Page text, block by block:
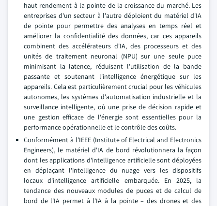
haut rendement à la pointe de la croissance du marché. Les
entreprises d'un secteur à l'autre déploient du matériel d'IA
de pointe pour permettre des analyses en temps réel et
améliorer la confidentialité des données, car ces appareils
combinent des accélérateurs d'IA, des processeurs et des
unités de traitement neuronal (NPU) sur une seule puce
minimisant la latence, réduisant l'utilisation de la bande
passante et soutenant l'intelligence énergétique sur les
appareils. Cela est particulièrement crucial pour les véhicules
autonomes, les systèmes d'automatisation industrielle et la
surveillance intelligente, où une prise de décision rapide et
une gestion efficace de l'énergie sont essentielles pour la
performance opérationnelle et le contrôle des coûts.
Conformément à l'IEEE (Institute of Electrical and Electronics
Engineers), le matériel d'IA de bord révolutionnera la façon
dont les applications d'intelligence artificielle sont déployées
en déplaçant l'intelligence du nuage vers les dispositifs
locaux d'intelligence artificielle embarquée. En 2025, la
tendance des nouveaux modules de puces et de calcul de
bord de l'IA permet à l'IA à la pointe – des drones et des